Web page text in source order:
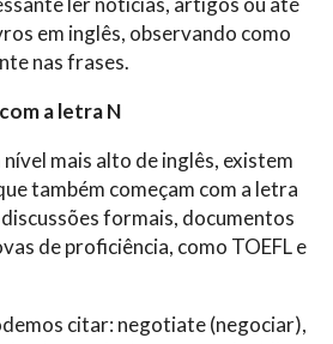
em inglês, observando como
nas frases.
a letra N
mais alto de inglês, existem
também começam com a letra
discussões formais, documentos
de proficiência, como TOEFL e
citar: negotiate (negociar),